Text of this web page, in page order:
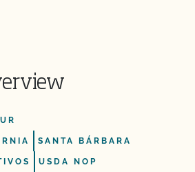
SANTA BÁRBARA
USDA NOP